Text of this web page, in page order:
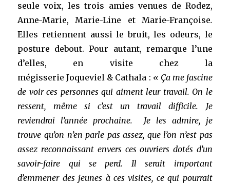
seule voix, les trois amies venues de Rodez,
Anne-Marie, Marie-Line et Marie-Françoise.
Elles retiennent aussi le bruit, les odeurs, le
posture debout. Pour autant, remarque l’une
d’elles, en visite chez la
mégisserie Joqueviel & Cathala : « Ça me fascine
de voir ces personnes qui aiment leur travail. On le
ressent, même si c’est un travail difficile. Je
reviendrai l’année prochaine. Je les admire, je
trouve qu’on n’en parle pas assez, que l’on n’est pas
assez reconnaissant envers ces ouvriers dotés d’un
savoir-faire qui se perd. Il serait important
d’emmener des jeunes à ces visites, ce qui pourrait